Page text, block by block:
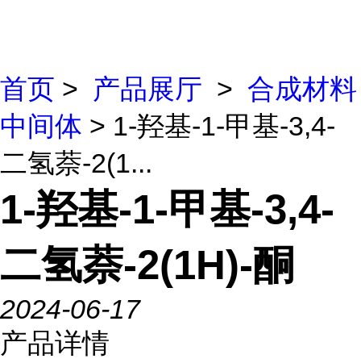
首页 > 产品展厅 > 合成材料
中间体 > 1-羟基-1-甲基-3,4-
二氢萘-2(1...
1-羟基-1-甲基-3,4-
二氢萘-2(1H)-酮
2024-06-17
产品详情